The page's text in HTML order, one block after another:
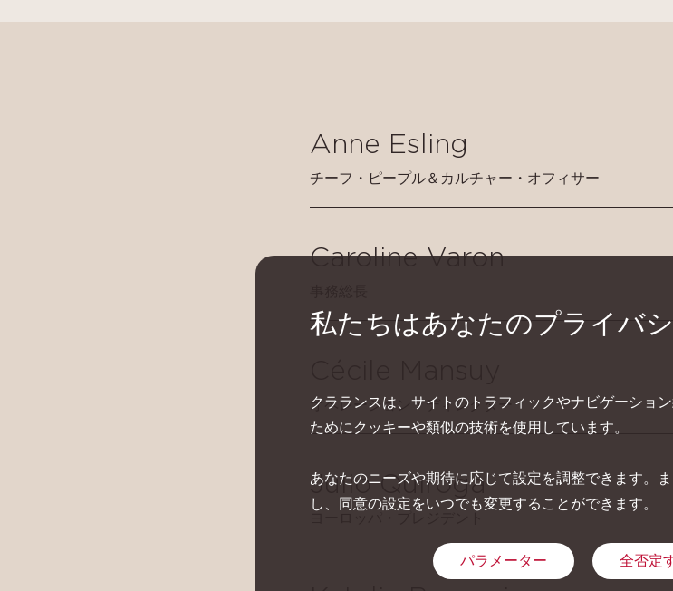
Anne Esling
チーフ・ピープル＆カルチャー・オフィサー
Caroline Varon
オペレーション・ディレクター
Julio Quiroga
私たちはあなたのプライバ
クラランスは、サイトのトラフィックやナビゲーショ
ためにクッキーや類似の技術を使用しています。
あなたのニーズや期待に応じて設定を調整できます。
し、同意の設定をいつでも変更することができます。
全否定
パラメーター